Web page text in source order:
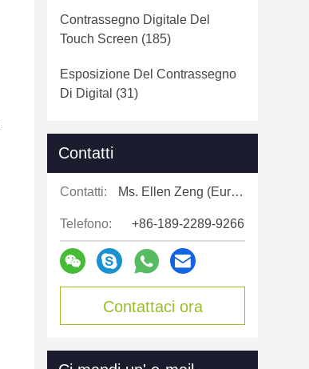
Contrassegno Digitale Del
Touch Screen (185)
Esposizione Del Contrassegno
Di Digital (31)
Contatti
Contatti: Ms. Ellen Zeng (Europe, North and Shouth America)
Telefono: +86-189-2289-9266
Contattaci ora